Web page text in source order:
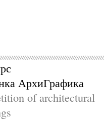
АрхиГрафика
of architectural